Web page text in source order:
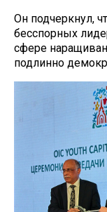
Он подчеркнул,
бесспорных
сфере
подлинно